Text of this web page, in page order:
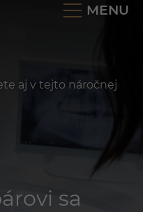
MENU
aj v tejto náročnej
sa